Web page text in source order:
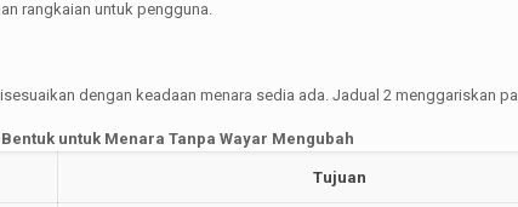
rangkaian untuk pengguna.
dengan keadaan menara sedia ada. Jadual 2 menggariskan
untuk Menara Tanpa Wayar Mengubah
Tujuan